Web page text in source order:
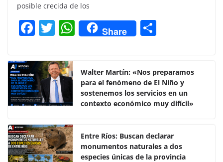
posible crecida de los
F
c
e
b
o
o
k
T
itt
er
W
h
s
A
p
Share
p
ar
tir
Walter Martín: «Nos preparamos
para el fenómeno de El Niño y
sostenemos los servicios en un
contexto económico muy difícil»
Entre Ríos: Buscan declarar
monumentos naturales a dos
especies únicas de la provincia